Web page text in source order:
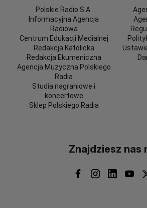
Polskie Radio S.A.
Informacyjna Agencja
Radiowa
Centrum Edukacji Medialnej
Redakcja Katolicka
Redakcja Ekumeniczna
Agencja Muzyczna Polskiego
Radia
Studia nagraniowe i
koncertowe
Sklep Polskiego Radia
Znajdziesz nas